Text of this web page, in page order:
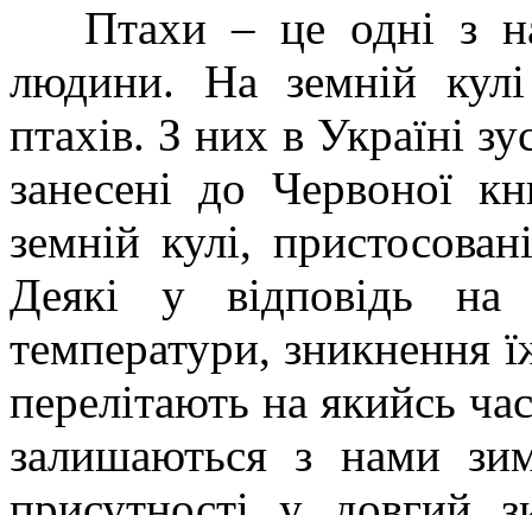
Птахи – це одні з
людини. На земній кулі
птахів. З них в Україні
занесені до Червоної
земній кулі,
Деякі у відповідь на
температури, зникнення
перелітають на якийсь
залишаються з нами